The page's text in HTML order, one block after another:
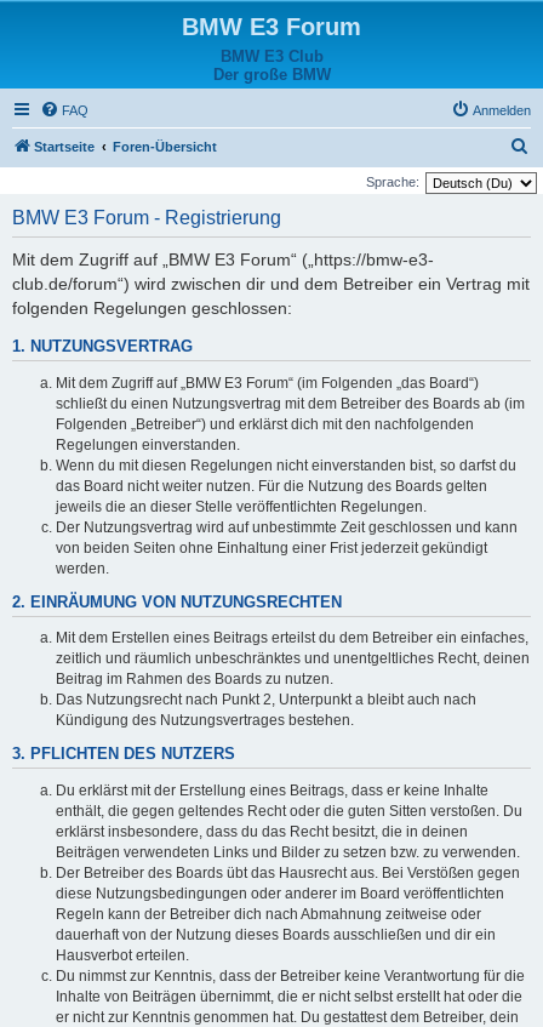
BMW E3 Forum
BMW E3 Club
Der große BMW
FAQ Anmelden
Startseite Foren-Übersicht
u
Sprache:
BMW E3 Forum - Registrierung
Mit dem Zugriff auf „BMW E3 Forum“ („https://bmw-e3-
club.de/forum“) wird zwischen dir und dem Betreiber ein Vertrag mit
folgenden Regelungen geschlossen:
1. NUTZUNGSVERTRAG
Mit dem Zugriff auf „BMW E3 Forum“ (im Folgenden „das Board“)
schließt du einen Nutzungsvertrag mit dem Betreiber des Boards ab (im
Folgenden „Betreiber“) und erklärst dich mit den nachfolgenden
Regelungen einverstanden.
Wenn du mit diesen Regelungen nicht einverstanden bist, so darfst du
das Board nicht weiter nutzen. Für die Nutzung des Boards gelten
jeweils die an dieser Stelle veröffentlichten Regelungen.
Der Nutzungsvertrag wird auf unbestimmte Zeit geschlossen und kann
von beiden Seiten ohne Einhaltung einer Frist jederzeit gekündigt
werden.
2. EINRÄUMUNG VON NUTZUNGSRECHTEN
Mit dem Erstellen eines Beitrags erteilst du dem Betreiber ein einfaches,
zeitlich und räumlich unbeschränktes und unentgeltliches Recht, deinen
Beitrag im Rahmen des Boards zu nutzen.
Das Nutzungsrecht nach Punkt 2, Unterpunkt a bleibt auch nach
Kündigung des Nutzungsvertrages bestehen.
3. PFLICHTEN DES NUTZERS
Du erklärst mit der Erstellung eines Beitrags, dass er keine Inhalte
enthält, die gegen geltendes Recht oder die guten Sitten verstoßen. Du
erklärst insbesondere, dass du das Recht besitzt, die in deinen
Beiträgen verwendeten Links und Bilder zu setzen bzw. zu verwenden.
Der Betreiber des Boards übt das Hausrecht aus. Bei Verstößen gegen
diese Nutzungsbedingungen oder anderer im Board veröffentlichten
Regeln kann der Betreiber dich nach Abmahnung zeitweise oder
dauerhaft von der Nutzung dieses Boards ausschließen und dir ein
Hausverbot erteilen.
Du nimmst zur Kenntnis, dass der Betreiber keine Verantwortung für die
Inhalte von Beiträgen übernimmt, die er nicht selbst erstellt hat oder die
er nicht zur Kenntnis genommen hat. Du gestattest dem Betreiber, dein